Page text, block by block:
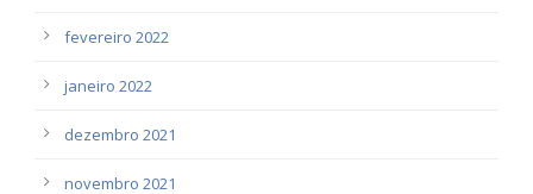
fevereiro 2022
janeiro 2022
dezembro 2021
novembro 2021